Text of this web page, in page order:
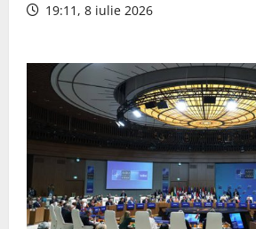
19:11, 8 iulie 2026